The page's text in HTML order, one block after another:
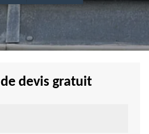
devis gratuit